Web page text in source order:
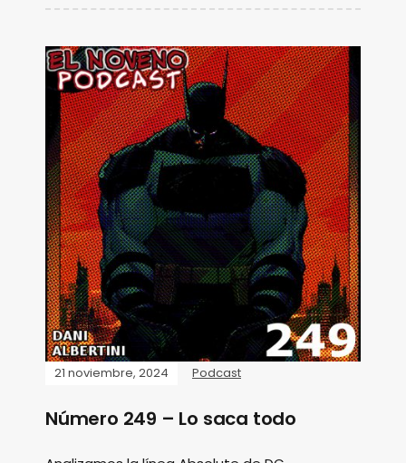
21 noviembre, 2024 Podcast
Número 249 – Lo saca todo